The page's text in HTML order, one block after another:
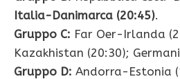
Italia-Danimarca (20:45).
Gruppo C: Far Oer-Irlanda
Kazakhistan (20:30);
Gruppo D: Andorra-Estonia